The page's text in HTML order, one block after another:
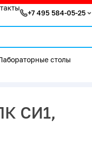
+7 495 584-05-25
столы
СИ1,